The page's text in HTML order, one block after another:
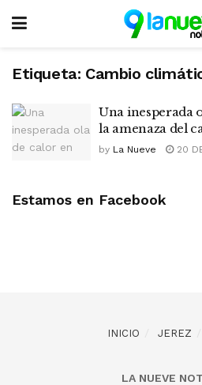
Etiqueta: Cambio
Una inesperada
la amenaza del
by La Nueve 20
Estamos en Facebook
INICIO JEREZ
LA NUEVE